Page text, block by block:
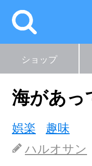
ショップ
海があっ
娯楽
趣味
ハルオサン